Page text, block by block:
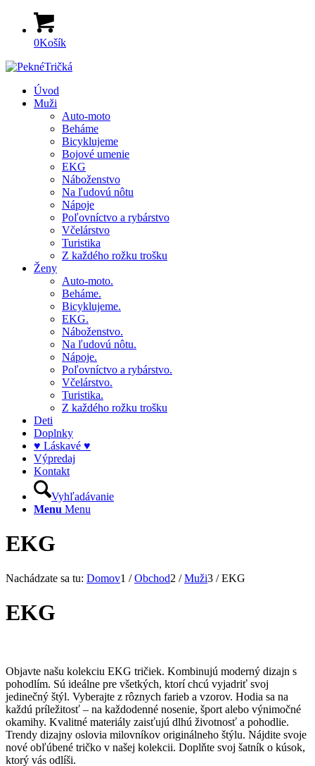
0Košík
Úvod
Muži
Auto-moto
Beháme
Bicyklujeme
Bojové umenie
EKG
Náboženstvo
Na ľudovú nôtu
Nápoje
Poľovníctvo a rybárstvo
Včelárstvo
Turistika
Z každého rožku trošku
Ženy
Auto-moto.
Beháme.
Bicyklujeme.
EKG.
Náboženstvo.
Na ľudovú nôtu.
Nápoje.
Poľovníctvo a rybárstvo.
Včelárstvo.
Turistika.
Z každého rožku trošku
Deti
Doplnky
♥ Láskavé ♥
Výpredaj
Kontakt
Vyhľadávanie
Menu Menu
EKG
Nachádzate sa tu: Domov1 / Obchod2 / Muži3 / EKG
EKG
Objavte našu kolekciu EKG tričiek. Kombinujú moderný dizajn s
pohodlím. Sú ideálne pre všetkých, ktorí chcú vyjadriť svoj
jedinečný štýl. Vyberajte z rôznych farieb a vzorov. Hodia sa na
každú príležitosť – na každodenné nosenie, šport alebo výnimočné
okamihy. Kvalitné materiály zaisťujú dlhú životnosť a pohodlie.
Trendy dizajny oslovia milovníkov originálneho štýlu. Nájdite svoje
nové obľúbené tričko v našej kolekcii. Doplňte svoj šatník o kúsok,
ktorý vás odlíši.